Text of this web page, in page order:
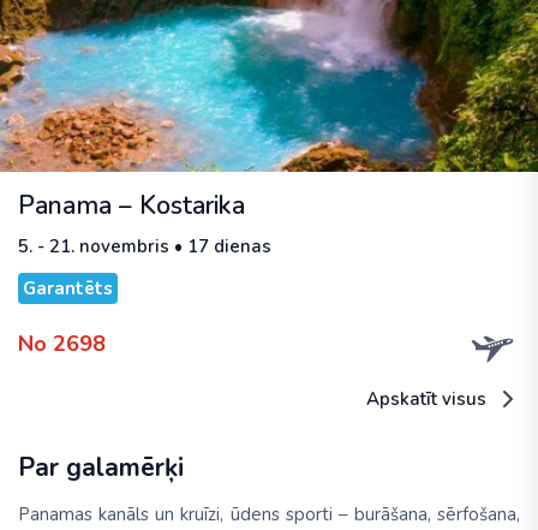
Panama – Kostarika
5. - 21. novembris • 17 dienas
Garantēts
No 2698
Apskatīt visus
Par galamērķi
Panamas kanāls un kruīzi, ūdens sporti – burāšana, sērfošana,